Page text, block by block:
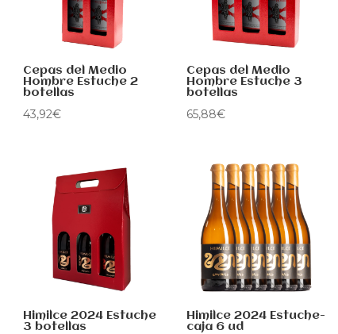
Cepas del Medio
Hombre Estuche 2
botellas
43,92€
Cepas del Medio
Hombre Estuche 3
botellas
65,88€
Himilce 2024 Estuche
3 botellas
Himilce 2024 Estuche-
caja 6 ud